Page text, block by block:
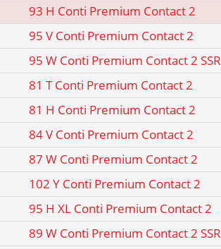
93 H Conti Premium Contact 2
95 V Conti Premium Contact 2
95 W Conti Premium Contact 2 SSR
81 T Conti Premium Contact 2
81 H Conti Premium Contact 2
84 V Conti Premium Contact 2
87 W Conti Premium Contact 2
102 Y Conti Premium Contact 2
95 H XL Conti Premium Contact 2
89 W Conti Premium Contact 2 SSR